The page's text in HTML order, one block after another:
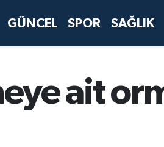
GÜNCEL SPOR SAĞLIK
ait